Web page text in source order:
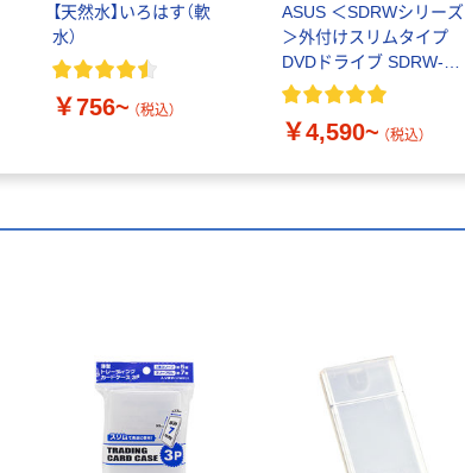
【天然水】いろはす（軟
水）
￥756~ （税込）
ASUS ＜SDRWシリーズ
＞外付けスリムタイプ
DVDドライブ SDRW-
08D2S LITE
￥4,590~ （税込）